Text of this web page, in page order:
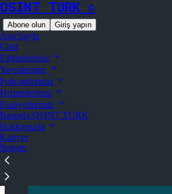
OSINT TURK ©
Abone olun Giriş yapın
Ana Sayfa
Chat
Eğitimlerimiz
Yayınlarımız
Podcastlerimiz
Hizmetlerimiz
Faaliyetlerimiz
Basında OSINT TURK
Hakkımızda
Kariyer
İletişim
Açık Kaynak Film Ödülleri